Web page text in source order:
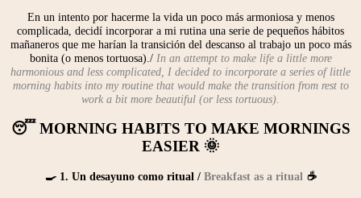
En un intento por hacerme la vida un poco más armoniosa y menos
complicada, decidí incorporar a mi rutina una serie de pequeños hábitos
mañaneros que me harían la transición del descanso al trabajo un poco más
bonita (o menos tortuosa)./ In an attempt to make life a little more
harmonious and less complicated, I decided to incorporate a series of little
morning habits into my routine that would make the transition from rest to
work a bit more beautiful (or less tortuous).
😴 MORNING HABITS TO MAKE MORNINGS
EASIER 🌞
🍳 1. Un desayuno como ritual / Breakfast as a ritual ☕️